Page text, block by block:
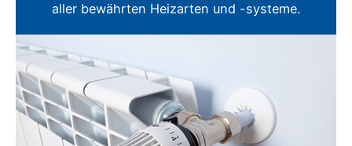
aller bewährten Heizarten und -systeme.